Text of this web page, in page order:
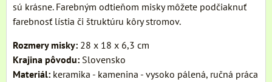
sú krásne. Farebným odtieňom misky môžete podčiaknuť
farebnosť lístia či štruktúru kôry stromov.
Rozmery misky: 28 x 18 x 6,3 cm
Krajina pôvodu: Slovensko
Materiál: keramika - kamenina - vysoko pálená, ručná práca